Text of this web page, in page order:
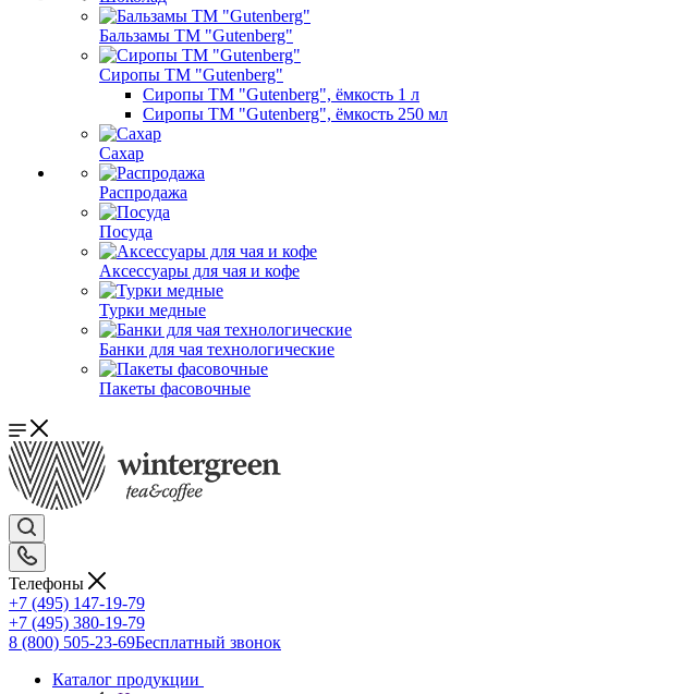
Бальзамы ТМ "Gutenberg"
Сиропы ТМ "Gutenberg"
Сиропы ТМ "Gutenberg", ёмкость 1 л
Сиропы ТМ "Gutenberg", ёмкость 250 мл
Сахар
Распродажа
Посуда
Аксессуары для чая и кофе
Турки медные
Банки для чая технологические
Пакеты фасовочные
Телефоны
+7 (495) 147-19-79
+7 (495) 380-19-79
8 (800) 505-23-69Бесплатный звонок
Каталог продукции